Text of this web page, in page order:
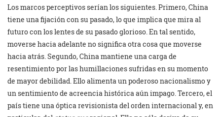
Los marcos perceptivos serían los siguientes. Primero, China
tiene una fijación con su pasado, lo que implica que mira al
futuro con los lentes de su pasado glorioso. En tal sentido,
moverse hacia adelante no significa otra cosa que moverse
hacia atrás. Segundo, China mantiene una carga de
resentimiento por las humillaciones sufridas en su momento
de mayor debilidad. Ello alimenta un poderoso nacionalismo y
un sentimiento de acreencia histórica aún impago. Tercero, el
país tiene una óptica revisionista del orden internacional y, en